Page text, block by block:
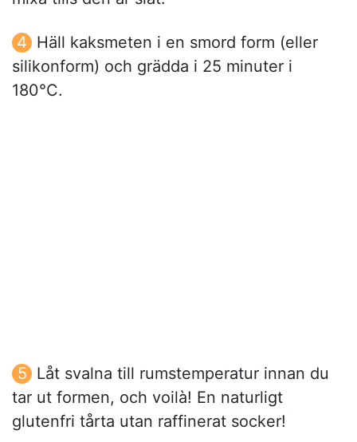
Häll kaksmeten i en smord form (eller
silikonform) och grädda i 25 minuter i
180°C.
Låt svalna till rumstemperatur innan du
tar ut formen, och voilà! En naturligt
glutenfri tårta utan raffinerat socker!